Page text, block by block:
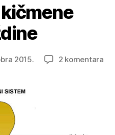
2015. 2 komentaraza